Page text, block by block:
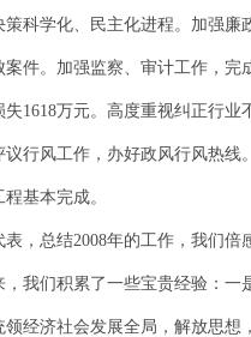
策科学化、民主化进程。加强廉
件。加强监察、审计工作，完
失1618万元。高度重视纠正行业
议行风工作，办好政风行风热线
基本完成。
表，总结2008年的工作，我们倍
，我们积累了一些宝贵经验：一
领经济社会发展全局，解放思想